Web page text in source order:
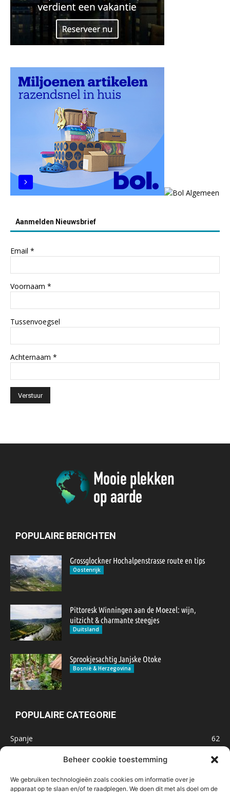
Beheer cookie toestemming
We gebruiken technologieën zoals cookies om informatie over je
apparaat op te slaan en/of te raadplegen. We doen dit met als doel om de
Aanmelden Nieuwsbrief
Email *
Voornaam *
Tussenvoegsel
Achternaam *
POPULAIRE BERICHTEN
Grossglockner Hochalpenstrasse route en tips
Oostenrijk
Pittoresk Winningen aan de Moezel: wijn,
uitzicht & charmante steegjes
Duitsland
Sprookjesachtig Janjske Otoke
Bosnië & Herzegovina
POPULAIRE CATEGORIE
Spanje
62
47
Marokko
32